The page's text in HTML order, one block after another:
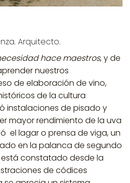
Arquitecto.
hace maestros, y de
nuestros
de elaboración de vino,
de la cultura
instalaciones de pisado y
mayor rendimiento de la uva
el lagar o prensa de viga, un
en la palanca de segundo
constatado desde la
de códices